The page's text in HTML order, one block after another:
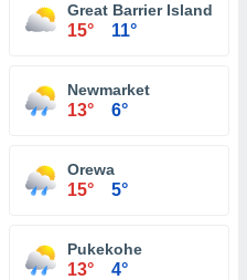
Great Barrier Island
15° 11°
Newmarket
13° 6°
Orewa
15° 5°
Pukekohe
13° 4°